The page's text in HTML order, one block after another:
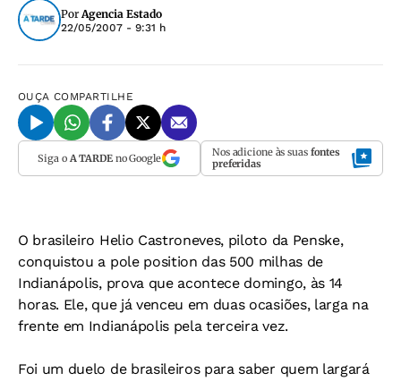
PorAgencia Estado
22/05/2007 - 9:31 h
OUÇA COMPARTILHE
Siga o A TARDEno Google Nos adicione às suas fontes
preferidas
O brasileiro Helio Castroneves, piloto da Penske,
conquistou a pole position das 500 milhas de
Indianápolis, prova que acontece domingo, às 14
horas. Ele, que já venceu em duas ocasiões, larga na
frente em Indianápolis pela terceira vez.
Foi um duelo de brasileiros para saber quem largará